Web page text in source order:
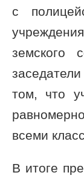
с
земского
том, что
всеми
В итоге